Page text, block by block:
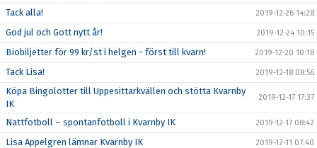
Tack alla! 2019-12-26 14:28
God jul och Gott nytt år! 2019-12-24 10:15
Biobiljetter för 99 kr/st i helgen - först till kvarn! 2019-12-20 10:18
Tack Lisa! 2019-12-18 08:56
Köpa Bingolotter till Uppesittarkvällen och stötta Kvarnby
IK
2019-12-17 17:37
Nattfotboll – spontanfotboll i Kvarnby IK 2019-12-17 08:42
Lisa Appelgren lämnar Kvarnby IK 2019-12-11 07:40